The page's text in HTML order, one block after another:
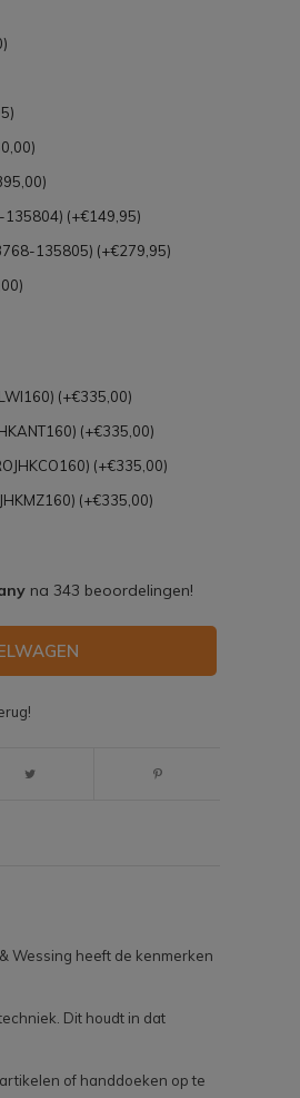
(+€149,95)
135805) (+€279,95)
(+€335,00)
(+€335,00)
(+€335,00)
(+€335,00)
na 343 beoordelingen!
Wessing heeft de kenmerken
Dit houdt in dat
of handdoeken op te